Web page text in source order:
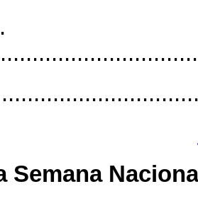
Semana